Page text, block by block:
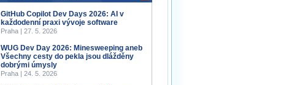
GitHub Copilot Dev Days 2026: AI v
každodenní praxi vývoje software
Praha | 27. 5. 2026
WUG Dev Day 2026: Minesweeping aneb
Všechny cesty do pekla jsou dlážděny
dobrými úmysly
Praha | 24. 5. 2026